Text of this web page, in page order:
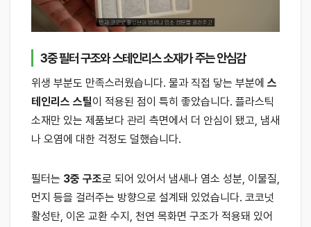
3중 필터 구조와 스테인리스 소재가 주는 안심감
위생 부분도 만족스러웠습니다. 물과 직접 닿는 부분에 스
테인리스 스틸이 적용된 점이 특히 좋았습니다. 플라스틱
소재만 있는 제품보다 관리 측면에서 더 안심이 됐고, 냄새
나 오염에 대한 걱정도 덜했습니다.
필터는 3중 구조로 되어 있어서 냄새나 염소 성분, 이물질,
먼지 등을 걸러주는 방향으로 설계돼 있었습니다. 코코넛
활성탄, 이온 교환 수지, 천연 목화면 구조가 적용돼 있어